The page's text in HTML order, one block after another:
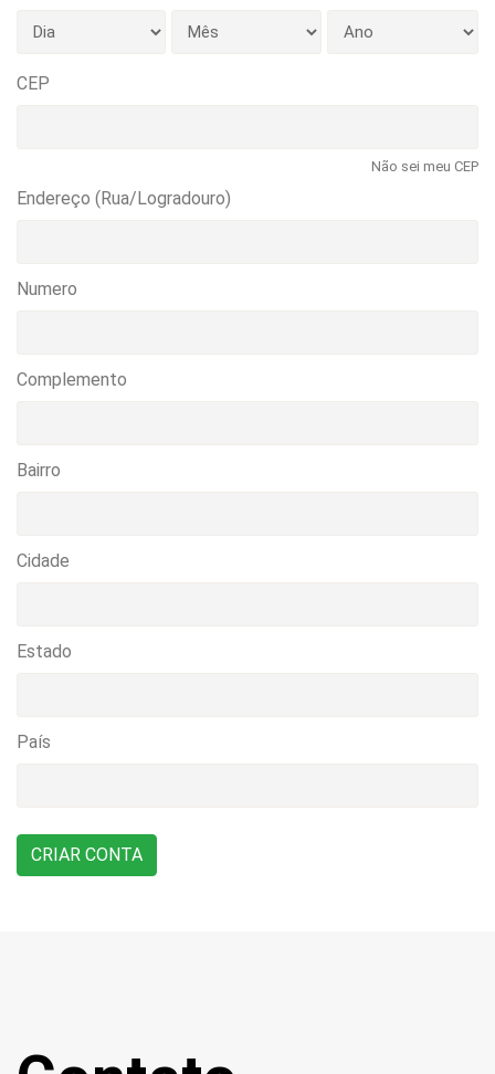
CEP
Não sei meu CEP
Endereço (Rua/Logradouro)
Numero
Complemento
Bairro
Cidade
Estado
País